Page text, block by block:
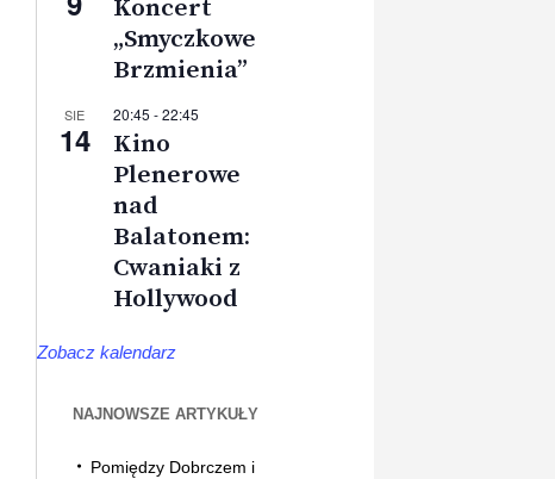
Koncert
„Smyczkowe
Brzmienia”
SIE
14
20:45 -22:45
Kino
Plenerowe
nad
Balatonem:
Cwaniaki z
Hollywood
Zobacz kalendarz
NAJNOWSZE ARTYKUŁY
Pomiędzy Dobrczem i